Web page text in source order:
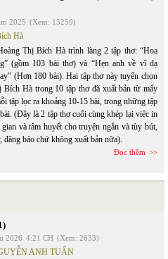
2025 (Xem: 15259)
Hà
Thị Bích Hà trình làng 2 tập thơ: “Hoa
(gồm 103 bài thơ) và “Hẹn anh về vĩ dạ
(Hơn 180 bài). Hai tập thơ này tuyển chọn
Bích Hà trong 10 tập thơ đã xuất bản từ mấy
tập lọc ra khoảng 10-15 bài, trong những tập
(Đây là 2 tập thơ cuối cùng khép lại việc in
và tâm huyết cho truyện ngắn và tùy bút,
báo chứ không xuất bản nữa).
Đọc thêm
2026 4:21 CH (Xem: 2633)
ANH TUẤN